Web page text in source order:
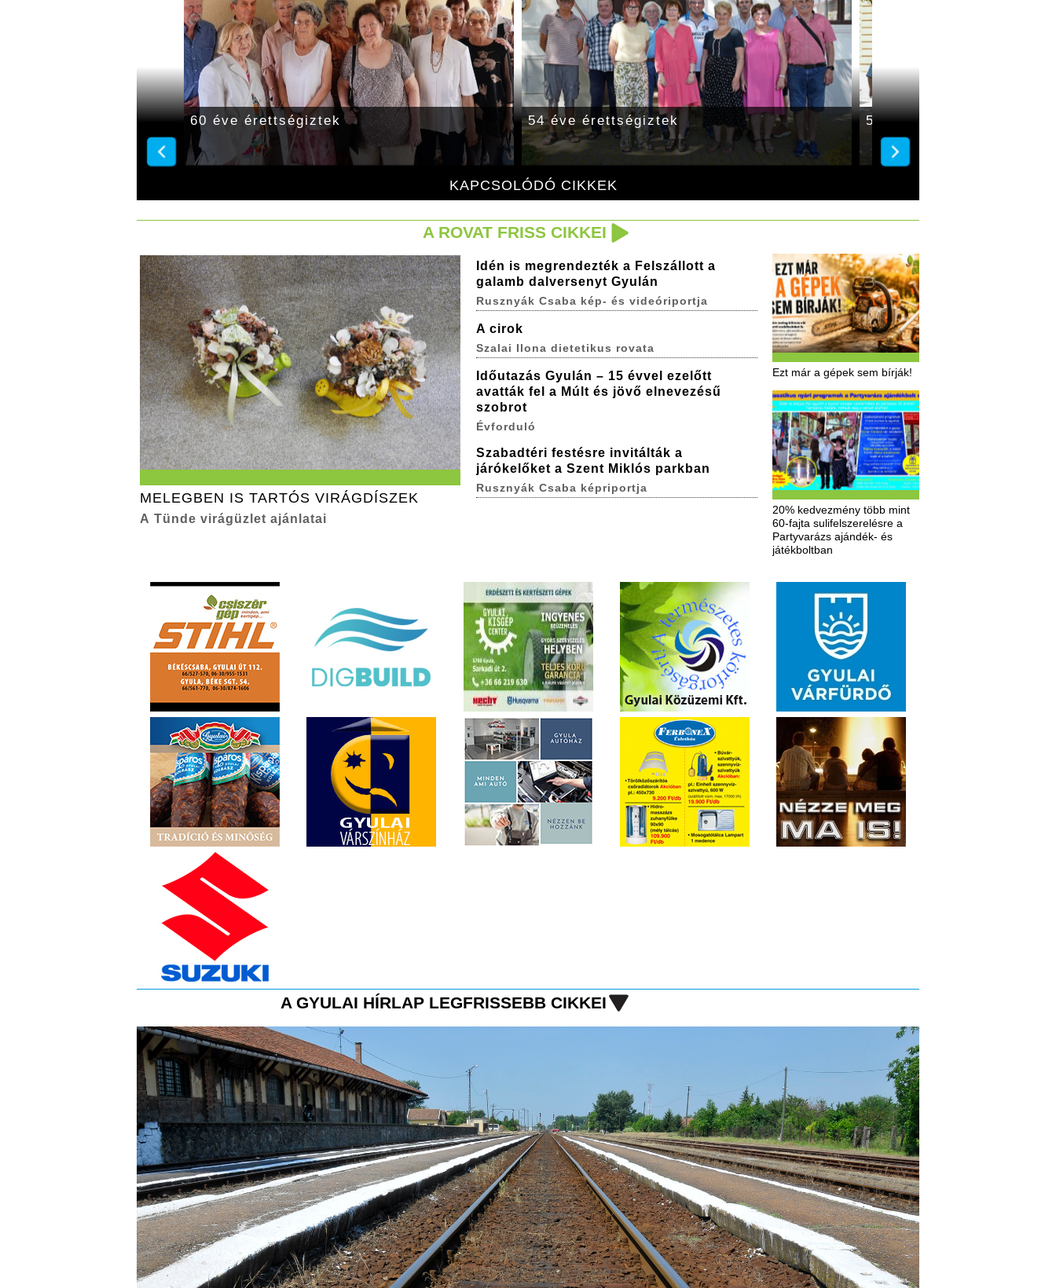
KAPCSOLÓDÓ CIKKEK
60 éve érettségiztek 54 éve érettségiztek 50 éve érettségiztek
A ROVAT FRISS CIKKEI
MELEGBEN IS TARTÓS VIRÁGDÍSZEK
A Tünde virágüzlet ajánlatai
Ezt már a gépek sem bírják!
20% kedvezmény több mint
60-fajta sulifelszerelésre a
Partyvarázs ajándék- és
játékboltban
Idén is megrendezték a Felszállott a
galamb dalversenyt Gyulán
Rusznyák Csaba kép- és videóriportja
A cirok
Szalai Ilona dietetikus rovata
Időutazás Gyulán – 15 évvel ezelőtt
avatták fel a Múlt és jövő elnevezésű
szobrot
Évforduló
Szabadtéri festésre invitálták a
járókelőket a Szent Miklós parkban
Rusznyák Csaba képriportja
A GYULAI HÍRLAP LEGFRISSEBB CIKKEI